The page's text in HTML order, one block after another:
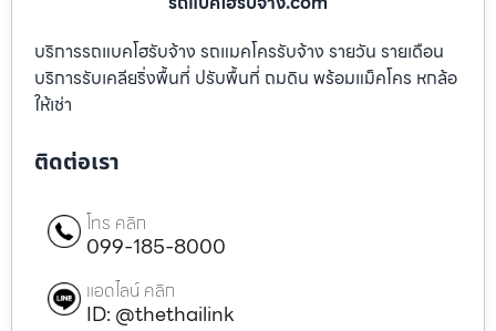
บริการรถแบคโฮรับจ้าง รถแมคโครรับจ้าง รายวัน รายเดือน
บริการรับเคลียริ่งพื้นที่ ปรับพื้นที่ ถมดิน พร้อมแม็คโคร หกล้อ
ให้เช่า
ติดต่อเรา
โทร คลิก
099-185-8000
แอดไลน์ คลิก
ID: @thethailink